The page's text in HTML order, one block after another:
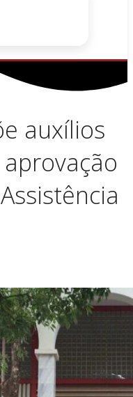
auxílios